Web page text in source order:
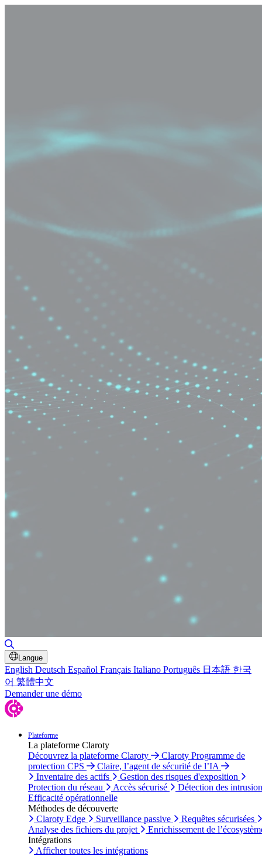
Langue
English Deutsch Español Français Italiano Português 日本語 한국
어 繁體中文
Demander une démo
Plateforme
La plateforme Claroty
Découvrez la plateforme Claroty
Claroty Programme de
protection CPS
Claire, l’agent de sécurité de l’IA
Inventaire des actifs
Gestion des risques d'exposition
Protection du réseau
Accès sécurisé
Détection des
Efficacité opérationnelle
Méthodes de découverte
Claroty Edge
Surveillance passive
Requêtes sécurisées
Analyse des fichiers du projet
Enrichissement de
Intégrations
Afficher toutes les intégrations